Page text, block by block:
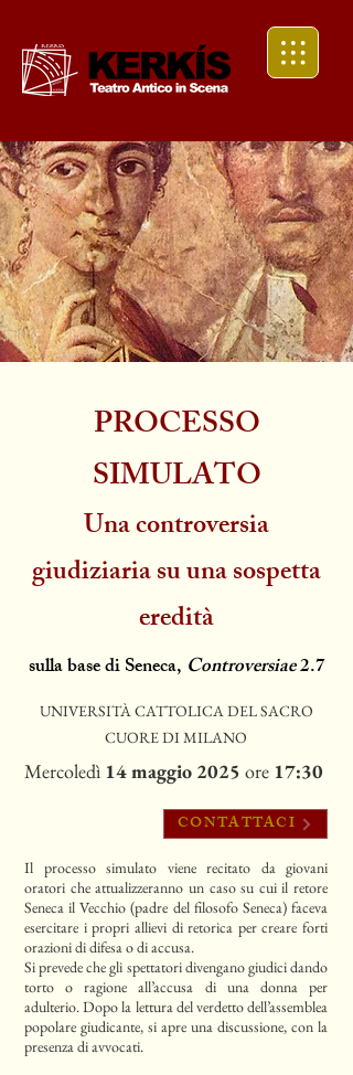
PROCESSO
SIMULATO
Una controversia
giudiziaria su una sospetta
eredità
sulla base di Seneca, Controversiae2.7
UNIVERSITÀ CATTOLICA DEL SACRO
CUORE DI MILANO
Mercoledì 14 maggio 2025 ore 17:30
Il processo simulato viene recitato da giovani
oratori che attualizzeranno un caso su cui il retore
Seneca il Vecchio (padre del filosofo Seneca) faceva
esercitare i propri allievi di retorica per creare forti
orazioni di difesa o di accusa.
Si prevede che gli spettatori divengano giudici dando
torto o ragione all’accusa di una donna per
adulterio. Dopo la lettura del verdetto dell’assemblea
popolare giudicante, si apre una discussione, con la
presenza di avvocati. ​
CONTATTACI